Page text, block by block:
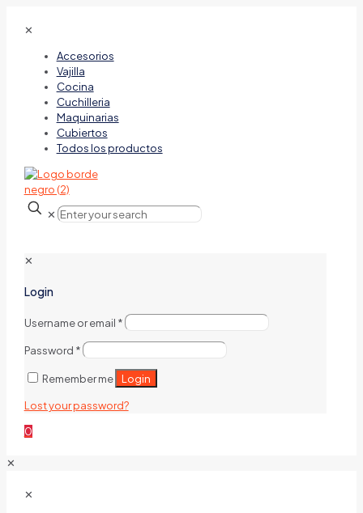
✕
Accesorios
Vajilla
Cocina
Cuchilleria
Maquinarias
Cubiertos
Todos los productos
✕
✕
Login
Username or email *
Password *
Remember me Login
Lost your password?
0
✕
✕